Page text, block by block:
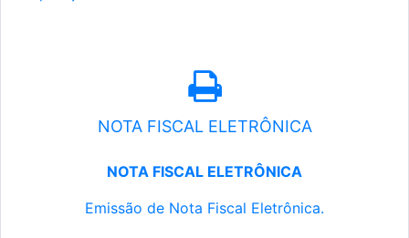
NOTA FISCAL ELETRÔNICA
NOTA FISCAL ELETRÔNICA
Emissão de Nota Fiscal Eletrônica.